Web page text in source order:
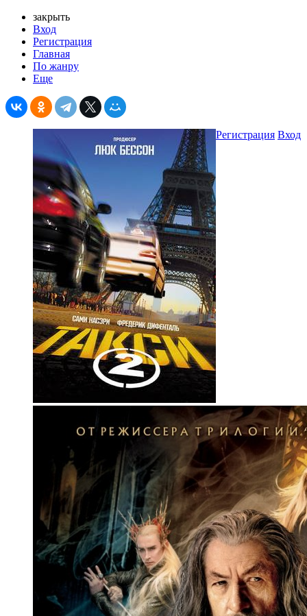
закрыть
Вход
Регистрация
Главная
По жанру
Еще
Регистрация Вход